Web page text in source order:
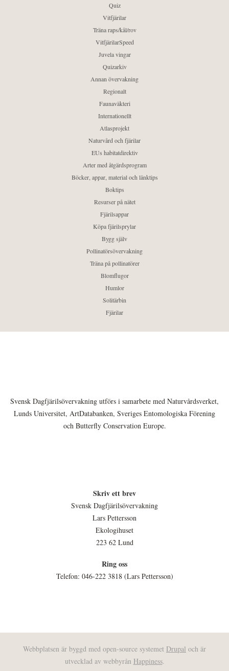
Quiz
Vitfjärilar
Träna raps/kål/rov
VitfjärilarSpeed
Juvela vingar
Quizarkiv
Annan övervakning
Regionalt
Faunaväkteri
Internationellt
Atlasprojekt
Naturvård och fjärilar
EUs habitatdirektiv
Arter med åtgärdsprogram
Böcker, appar, material och länktips
Boktips
Resurser på nätet
Fjärilsappar
Köpa fjärilsprylar
Bygg själv
Pollinatörsövervakning
Träna på pollinatörer
Blomflugor
Humlor
Solitärbin
Fjärilar
Svensk Dagfjärilsövervakning utförs i samarbete med Naturvårdsverket,
Lunds Universitet, ArtDatabanken, Sveriges Entomologiska Förening
och Butterfly Conservation Europe.
Skriv ett brev
Svensk Dagfjärilsövervakning
Lars Pettersson
Ekologihuset
223 62 Lund
Ring oss
Telefon: 046-222 3818 (Lars Pettersson)
Webbplatsen är byggd med open-source systemet Drupal och är
utvecklad av webbyrån Happiness.